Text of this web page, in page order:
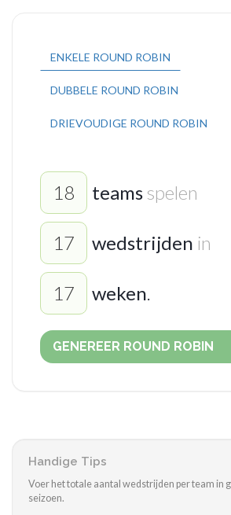
ENKELE ROUND ROBIN
DUBBELE ROUND ROBIN
DRIEVOUDIGE ROUND ROBIN
teams spelen
wedstrijden in
weken.
GENEREER ROUND ROBIN
Handige Tips
Voer het totale aantal wedstrijden per team in
seizoen.